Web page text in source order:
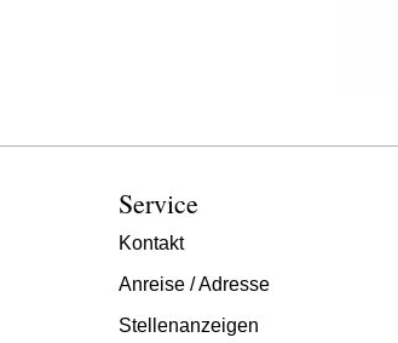
Service
Kontakt
Anreise / Adresse
Stellenanzeigen